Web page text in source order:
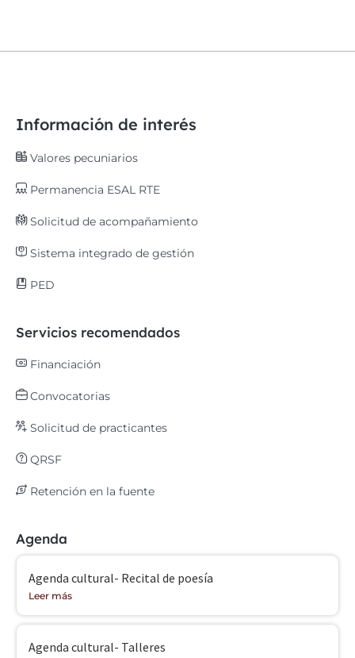
Información de interés
Valores pecuniarios
Permanencia ESAL RTE
Solicitud de acompañamiento
Sistema integrado de gestión
PED
Servicios recomendados
Financiación
Convocatorias
Solicitud de practicantes
QRSF
Retención en la fuente
Agenda
Agenda cultural- Recital de poesía
Leer más
Agenda cultural- Talleres